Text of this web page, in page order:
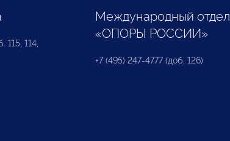
115, 114,
Международный отдел
«ОПОРЫ РОССИИ»
+7 (495) 247-4777 (доб. 126)